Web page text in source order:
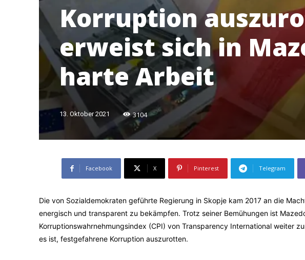
Korruption
erweist sich in
harte Arbeit
13. Oktober 2021 3104
Facebook X Pinterest Telegram
Die von Sozialdemokraten geführte Regierung in Skopje kam 2017 an die
energisch und transparent zu bekämpfen. Trotz seiner Bemühungen ist
Korruptionswahrnehmungsindex (CPI) von Transparency International weiter
es ist, festgefahrene Korruption auszurotten.